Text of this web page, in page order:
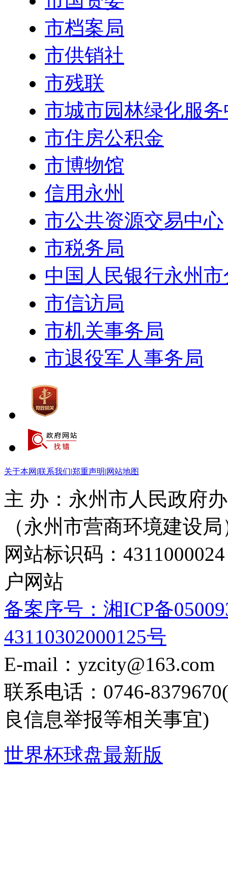
市档案局
市供销社
市残联
市城市园林绿化服
市住房公积金
市博物馆
信用永州
市公共资源交易中心
市税务局
中国人民银行永州
市信访局
市机关事务局
市退役军人事务局
关于本网 |联系我们|郑重声明|网站地图
主 办：永州市人民政府
（永州市营商环境建设局
网站标识码：
户网站
备案序号：湘ICP备
43110302000125号
E-mail：yzcity@163.com
联系电话：0746-
良信息举报等相关事宜)
世界杯球盘最新版